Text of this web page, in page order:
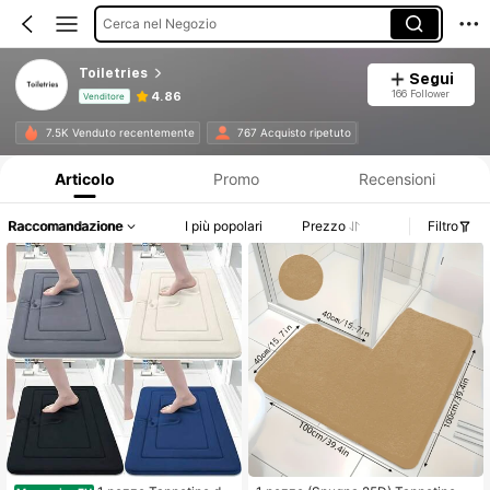
Cerca nel Negozio
Toiletries
Venditore 4.86
Segui
166 Follower
7.5K Venduto recentemente 767 Acquisto ripetuto
Articolo Promo Recensioni
Raccomandazione I più popolari Prezzo Filtro